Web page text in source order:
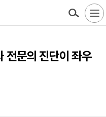
전문의 진단이 좌우